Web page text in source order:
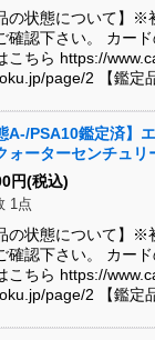
の状態について】※
確認下さい。 カー
こちら https://
page/2 【鑑定
A-/PSA10鑑定済】
ォーターセンチュリ
ーセンチュリーレア
円(税込)
1点
の状態について】※
確認下さい。 カー
こちら https://
page/2 【鑑定